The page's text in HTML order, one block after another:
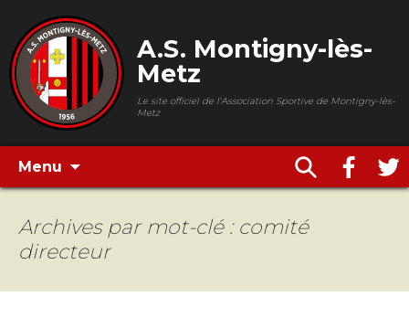
A.S. Montigny-lès-
Metz
Le site officiel de l'Association Sportive de Montigny-lès-
Metz
Menu
Archives par mot-clé : comité
directeur